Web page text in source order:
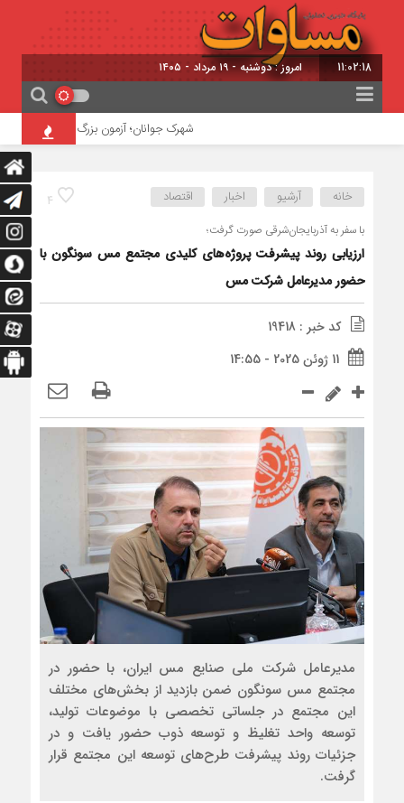
11:02:18 امروز : دوشنبه - ۱۹ مرداد - ۱۴۰۵
شهرک جوانان؛ آزمون بزرگ تبریز برای نجات ۴۸ هکتار پرخطر!
4 خانه آرشیو اخبار اقتصاد
با سفر به آذربایجان‌شرقی صورت گرفت؛
ارزیابی روند پیشرفت پروژه‌های کلیدی مجتمع مس سونگون با
حضور مدیرعامل شرکت مس
کد خبر : 19418
11 ژوئن 2025 - 14:55
مدیرعامل شرکت ملی صنایع مس ایران، با حضور در
مجتمع مس سونگون ضمن بازدید از بخش‌های مختلف
این مجتمع در جلساتی تخصصی با موضوعات تولید،
توسعه واحد تغلیظ و توسعه ذوب حضور یافت و در
جزئیات روند پیشرفت طرح‌های توسعه‌ این مجتمع قرار
گرفت.